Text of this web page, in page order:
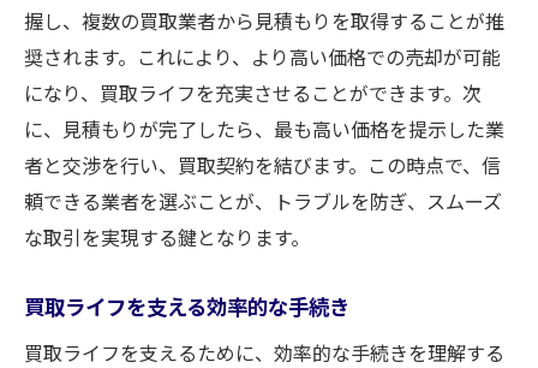
握し、複数の買取業者から見積もりを取得することが推
奨されます。これにより、より高い価格での売却が可能
になり、買取ライフを充実させることができます。次
に、見積もりが完了したら、最も高い価格を提示した業
者と交渉を行い、買取契約を結びます。この時点で、信
頼できる業者を選ぶことが、トラブルを防ぎ、スムーズ
な取引を実現する鍵となります。
買取ライフを支える効率的な手続き
買取ライフを支えるために、効率的な手続きを理解する